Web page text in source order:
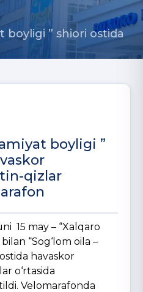
boyligi ” shiori ostida
boyligi ”
qizlar
15 may – “Xalqaro
“Sog‘lom oila –
havaskor
o‘rtasida
Velomarafonda